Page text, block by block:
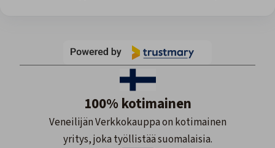
100% kotimainen
Veneilijän Verkkokauppa on kotimainen
yritys, joka työllistää suomalaisia.